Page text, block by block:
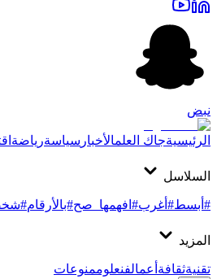
نبض
الرئيسيةجاك العلمالأخبار سياسةرياضة
السلاسل
#أبسط#أغرب#افهمها_صح#بالأرقام
المزيد
تقنيةثقافةأعمالفنعلوممنوعات